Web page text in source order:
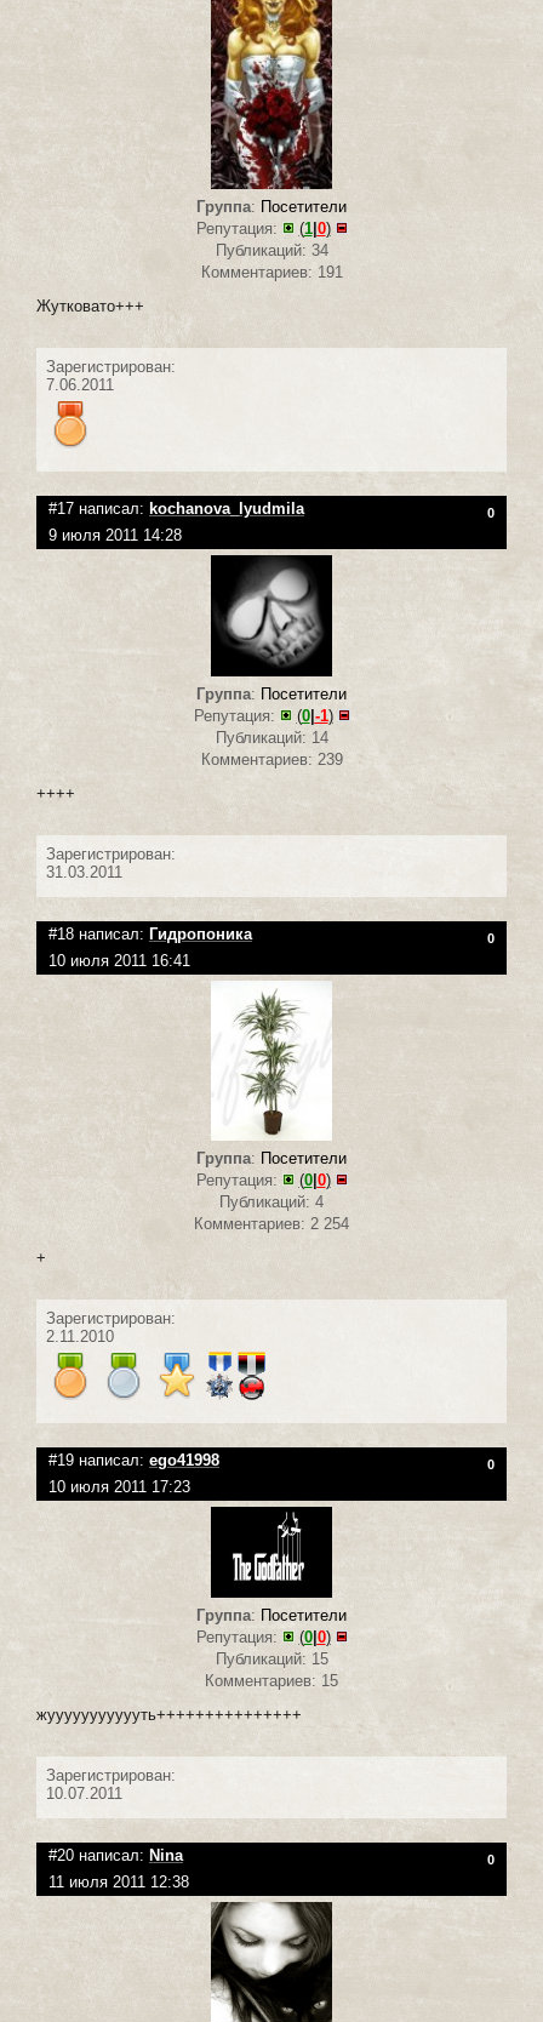
Группа: Посетители
Репутация:
(1| 0)
Публикаций: 34
Комментариев: 191
Жутковато+++
Зарегистрирован:
7.06.2011
#17 написал: kochanova_lyudmila 0
9 июля 2011 14:28
Группа: Посетители
Репутация:
(0| -1)
Публикаций: 14
Комментариев: 239
++++
Зарегистрирован:
31.03.2011
#18 написал: Гидропоника 0
10 июля 2011 16:41
Группа: Посетители
Репутация:
(0| 0)
Публикаций: 4
Комментариев: 2 254
+
Зарегистрирован:
2.11.2010
#19 написал: ego41998 0
10 июля 2011 17:23
Группа: Посетители
Репутация:
(0| 0)
Публикаций: 15
Комментариев: 15
жуууууууууууть+++++++++++++++
Зарегистрирован:
10.07.2011
#20 написал: Nina 0
11 июля 2011 12:38